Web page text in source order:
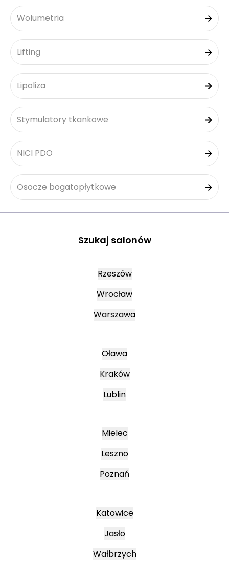
Wolumetria
Lifting
Lipoliza
Stymulatory tkankowe
NICI PDO
Osocze bogatopłytkowe
Szukaj salonów
Rzeszów
Wrocław
Warszawa
Oława
Kraków
Lublin
Mielec
Leszno
Poznań
Katowice
Jasło
Wałbrzych